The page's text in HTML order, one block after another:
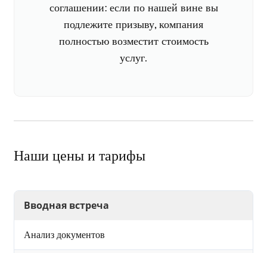
соглашении: если по нашей вине вы
подлежите призыву, компания
полностью возместит стоимость
услуг.
Наши цены и тарифы
Вводная встреча
Анализ документов